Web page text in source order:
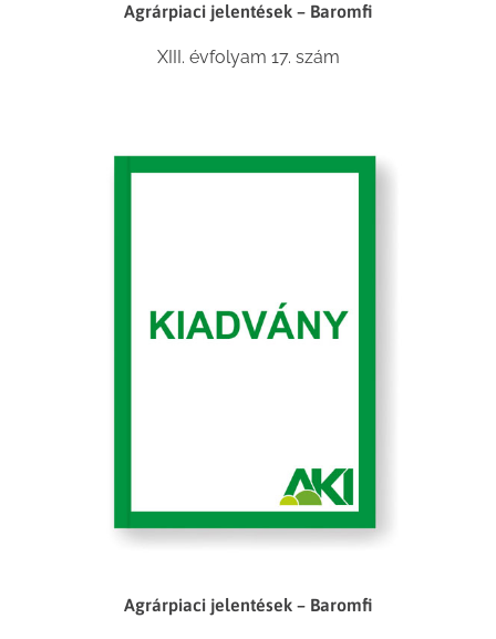
Agrárpiaci jelentések – Baromfi
XIII. évfolyam 17. szám
Agrárpiaci jelentések – Baromfi